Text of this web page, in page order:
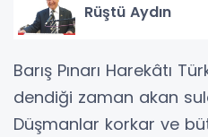
Rüştü Aydın
Barış Pınarı Harekâtı
dendiği zaman akan
Düşmanlar korkar ve